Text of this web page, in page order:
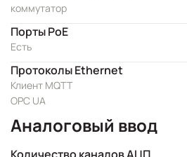
коммутатор
Порты PoE
Есть
Протоколы Ethernet
Клиент MQTT
OPC UA
Аналоговый ввод